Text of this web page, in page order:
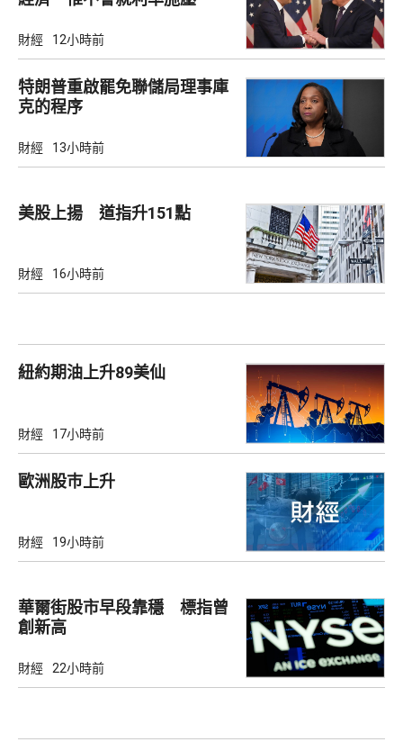
財經 12小時前
特朗普重啟罷免聯儲局理事庫
克的程序
財經 13小時前
美股上揚 道指升151點
財經 16小時前
紐約期油上升89美仙
財經 17小時前
歐洲股巿上升
財經 19小時前
華爾街股市早段靠穩 標指曾
創新高
財經 22小時前